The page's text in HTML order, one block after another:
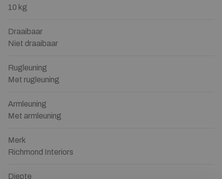
10 kg
Draaibaar
Niet draaibaar
Rugleuning
Met rugleuning
Armleuning
Met armleuning
Merk
Richmond Interiors
Diepte